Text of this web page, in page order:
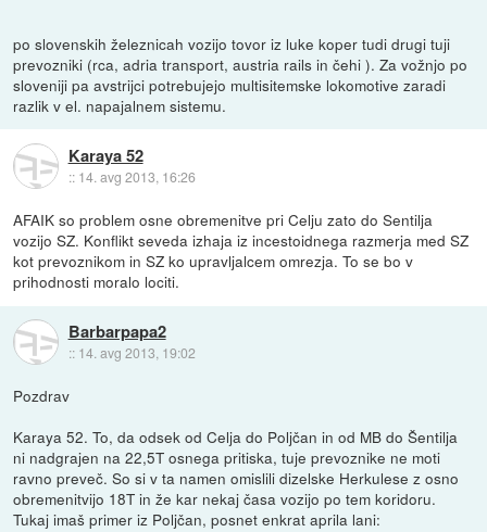
po slovenskih železnicah vozijo tovor iz luke koper tudi drugi tuji
prevozniki (rca, adria transport, austria rails in čehi ). Za vožnjo po
sloveniji pa avstrijci potrebujejo multisitemske lokomotive zaradi
razlik v el. napajalnem sistemu.
Karaya 52
:: 14. avg 2013, 16:26
AFAIK so problem osne obremenitve pri Celju zato do Sentilja
vozijo SZ. Konflikt seveda izhaja iz incestoidnega razmerja med SZ
kot prevoznikom in SZ ko upravljalcem omrezja. To se bo v
prihodnosti moralo lociti.
Barbarpapa2
:: 14. avg 2013, 19:02
Pozdrav
Karaya 52. To, da odsek od Celja do Poljčan in od MB do Šentilja
ni nadgrajen na 22,5T osnega pritiska, tuje prevoznike ne moti
ravno preveč. So si v ta namen omislili dizelske Herkulese z osno
obremenitvijo 18T in že kar nekaj časa vozijo po tem koridoru.
Tukaj imaš primer iz Poljčan, posnet enkrat aprila lani: